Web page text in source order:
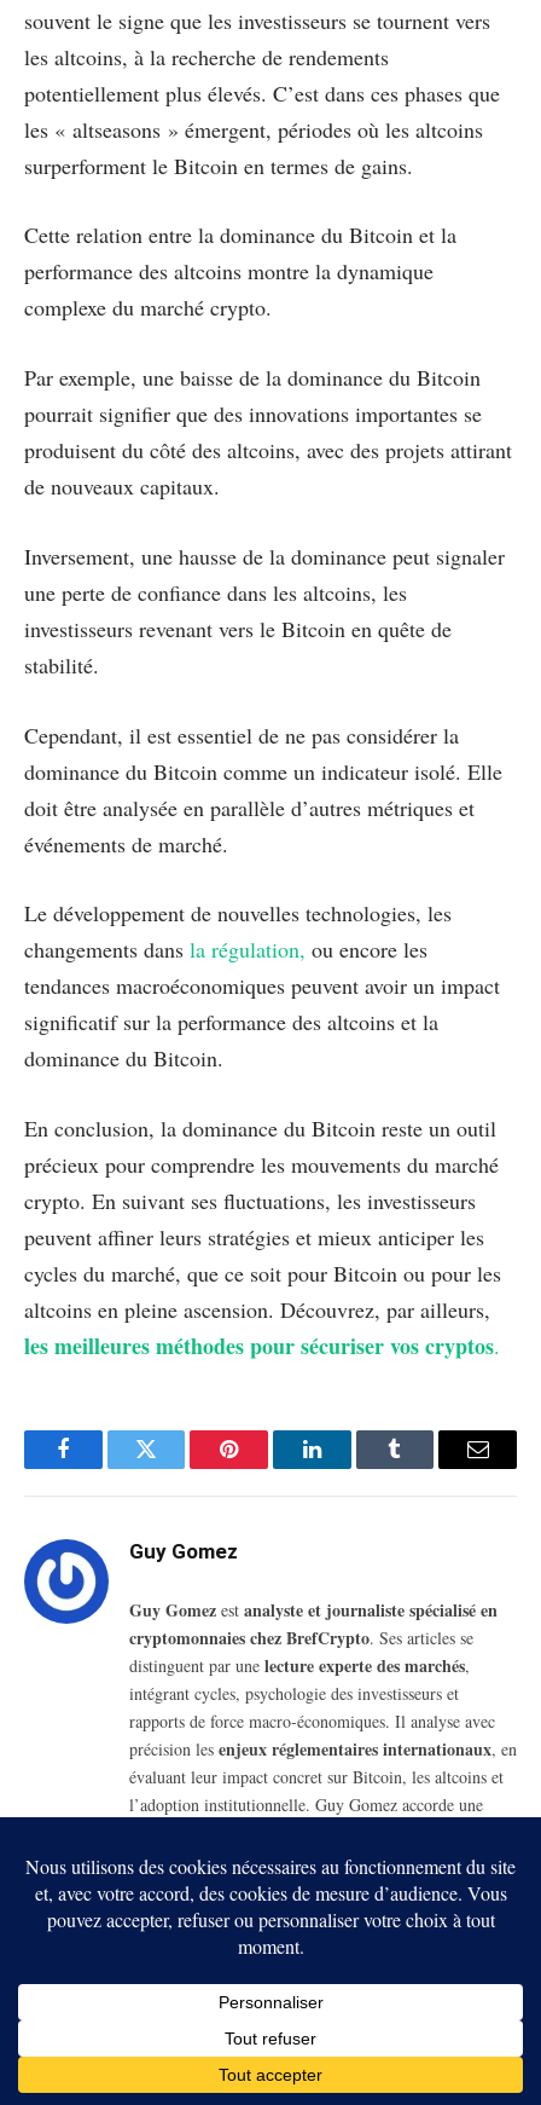
souvent le signe que les investisseurs se tournent vers
les altcoins, à la recherche de rendements
potentiellement plus élevés. C’est dans ces phases que
les « altseasons » émergent, périodes où les altcoins
surperforment le Bitcoin en termes de gains.
Cette relation entre la dominance du Bitcoin et la
performance des altcoins montre la dynamique
complexe du marché crypto.
Par exemple, une baisse de la dominance du Bitcoin
pourrait signifier que des innovations importantes se
produisent du côté des altcoins, avec des projets attirant
de nouveaux capitaux.
Inversement, une hausse de la dominance peut signaler
une perte de confiance dans les altcoins, les
investisseurs revenant vers le Bitcoin en quête de
stabilité.
Cependant, il est essentiel de ne pas considérer la
dominance du Bitcoin comme un indicateur isolé. Elle
doit être analysée en parallèle d’autres métriques et
événements de marché.
Le développement de nouvelles technologies, les
changements dans la régulation, ou encore les
tendances macroéconomiques peuvent avoir un impact
significatif sur la performance des altcoins et la
dominance du Bitcoin.
En conclusion, la dominance du Bitcoin reste un outil
précieux pour comprendre les mouvements du marché
crypto. En suivant ses fluctuations, les investisseurs
peuvent affiner leurs stratégies et mieux anticiper les
cycles du marché, que ce soit pour Bitcoin ou pour les
altcoins en pleine ascension. Découvrez, par ailleurs,
les meilleures méthodes pour sécuriser vos cryptos.
FacebookTwitter Pinterest LinkedInTumblr Email
Guy Gomez
Guy Gomez est analyste et journaliste spécialisé en
cryptomonnaies chez BrefCrypto. Ses articles se
distinguent par une lecture experte des marchés,
intégrant cycles, psychologie des investisseurs et
rapports de force macro-économiques. Il analyse avec
précision les enjeux réglementaires internationaux, en
évaluant leur impact concret sur Bitcoin, les altcoins et
l’adoption institutionnelle. Guy Gomez accorde une
en décortiquant les mécanismes de fraude, d’ingénierie
sociale et les erreurs récurrentes des investisseurs. Il
apporte enfin unregard stratégique sur l’Afrique, où
il étudie l’équilibre entre régulation, souveraineté
RELATEDPOSTS